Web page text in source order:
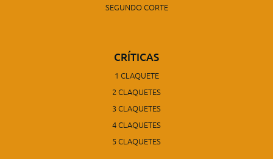
SEGUNDO CORTE
CRÍTICAS
1 CLAQUETE
2 CLAQUETES
3 CLAQUETES
4 CLAQUETES
5 CLAQUETES